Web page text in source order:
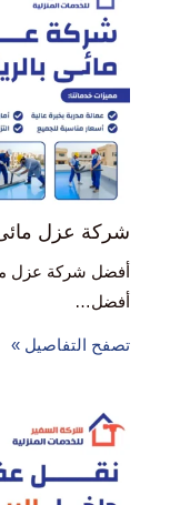
شركة عزل
أفضل شركة عزل
أفضل…
تصفح التفاصيل »